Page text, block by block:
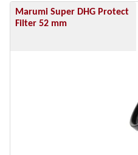
Marumi Super DHG Protect
Filter 52 mm